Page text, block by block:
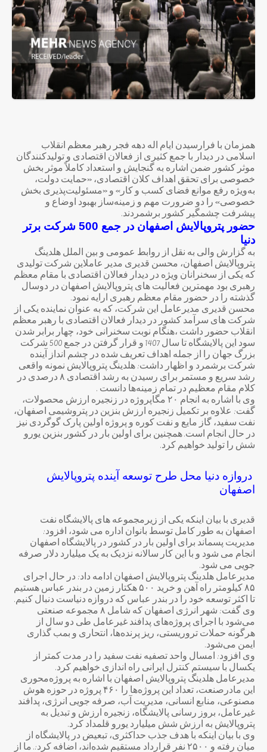
همزمان با فرارسیدن ایام اله دهه فجر رهبر معظم انقلاب
اسلامی در دیدار با جمع کثیری از فعالان اقتصادی و تولیدکنندگان
موثر کشور ضمن اشاره به گنجایش و استعداد کاملاً موثر بخش
خصوصی برای تحقق اهداف کلان اقتصادی، «حمایت دولت،
به‌ویژه رفع موانع فضای کسب‌ و کار» و «مسئولیت‌پذیری بخش
خصوصی» را دو ضرورت مهم و زمینه‌ساز بهبود اوضاع و
پیشرفت چشمگیر کشور برشمردند.
حضور پتروپالایش اصفهان در جمع 500 شرکت برتر
دنیا
به گزارش والی به نقل از روابط عمومی و بین الملل هلدینگ
پتروپالایش اصفهان، محسن قدیری مدیر عاملاین شرکت تولیدی
که یکی از سخنرانان ویژه در دیدار فعالان اقتصادی با مقام معظم
رهبری بود مهمترین فعالیت های پتروپالایش اصفهان در دوسال
گذشته را در حضور مقام معظم رهبری ارایه نمود.
محسن قدیری مدیرعامل این شرکت، که به عنوان نماینده یکی از
شرکت های سرآمد کشور در دیدار فعالان اقتصادی با رهبر معظم
انقلاب حضور داشت ،هنگام نوبت سخنرانی خود، چهار برابر شدن
سود این پالایشگاه تا سال 1407 و قرار گرفتن در جمع 500 شرکت
بزرگ جهان را از جمله اهداف تعریف شده در چشم انداز آینده
شرکت برشمرد و اظهار داشت: هلدینگ پتروپالایش نمونه واقعی
رشد سریع و مستمر برای رسیدن به رشد اقتصادی ۸ درصدی در
کلام مقام معظیم در تمام زمینه‌ها دانست .
وی با اشاره به انجام ۲۰ مگاپروژه در زنجیره ارزش محصولات،
گفت: علاوه بر تکمیل زنجیره ارزش بنزین در پتروشیمی اصفهان،
نفت سفید، گاز مایع و نفت کوره و پروژه اولین پارک گوگردی نیز
در حال انجام است. همچنین برای اولین بار در کشور بنزین یورو
شش را تولید خواهیم کرد.
دروازه دنیا محل طرح توسعه آینده پتروپالایش
اصفهان
قدیری با بیان اینکه یکی از زیرمجموعه های پالایشگاه نفت
اصفهان به طور کامل توسط بانوان اداره می شود، افزود:
مدیریت پسماند برای اولین بار در کشور در پالایشگاه اصفهان
انجام می شود و با این کار سالانه نزدیک به یک میلیارد دلار صرفه
جویی می شود.
مدیرعامل هلدینگ پتروپالایش اصفهان ادامه داد: در حال اجرای
۸۵ کیلومتر راه آهن و خرید ۵۰۰ هکتار زمین در بندر عباس هستیم
تا اکثر توسعه خود را در بندر عباس که دروازه دنیاست دنبال کنیم.
وی گفت: شهر انرژی اصفهان که شامل ۸ مجموعه صنعتی
می‌شود با اجرای پروژه‌های پدافند غیرعامل طی دو سال از
هرگونه حملات تروریستی، ریز پرنده‌ها، انتحاری و بمب گذاری
ایمن می‌شود.
وی افزود: امسال واحد تصفیه نفت سفید را در مدت کمتر از
یکسال با سیستم کنترل ایرانی راه اندازی خواهیم کرد.
مدیرعامل هلدینگ پتروپالایش اصفهان با اشاره به پروژه‌محوری
این مادرصنعت، تعداد این پروژه‌ها را ۴۶۰ پروژه در حوزه هوش
مصنوعی، منابع انسانی، مدیریت آب، صرفه جویی انرژی، پدافند
غیرعامل، بروز رسانی پالایشگاه، زنجیره ارزش و تبدیل به
پتروپالایش به ارزش شش میلیارد یورو قلمداد کرد.
وی با بیان اینکه با هدف جذب حداکثری، تبعیض در پالایشگاه از
میان رفته و ۲۵۰۰ نفر قرارداد مستقیم شده‌اند، اضافه کرد:. ما از